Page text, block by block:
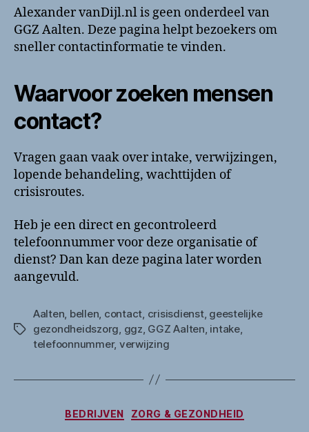
Alexander vanDijl.nl is geen onderdeel van
GGZ Aalten. Deze pagina helpt bezoekers om
sneller contactinformatie te vinden.
Waarvoor zoeken mensen
contact?
Vragen gaan vaak over intake, verwijzingen,
lopende behandeling, wachttijden of
crisisroutes.
Heb je een direct en gecontroleerd
telefoonnummer voor deze organisatie of
dienst? Dan kan deze pagina later worden
aangevuld.
Tags
Aalten bellen contact crisisdienst, geestelijke
gezondheidszorg ggz GGZ Aalten intake,
telefoonnummer, verwijzing
Categorieën
BEDRIJVEN ZORG & GEZONDHEID